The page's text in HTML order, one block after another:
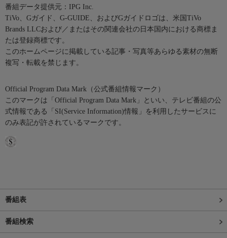
番組データ提供元：IPG Inc.
TiVo、Gガイド、G-GUIDE、およびGガイドロゴは、米国TiVo
Brands LLCおよび／またはその関連会社の日本国内における商標ま
たは登録商標です。
このホームページに掲載している記事・写真等あらゆる素材の無断
複写・転載を禁じます。
Official Program Data Mark（公式番組情報マーク）
このマークは「Official Program Data Mark」といい、テレビ番組の公
式情報である「SI(Service Information)情報」を利用したサービスに
のみ表記が許されているマークです。
番組表
番組検索